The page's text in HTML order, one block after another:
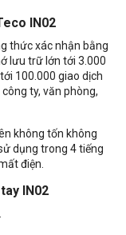
IN02
thức xác nhận bằng
lưu trữ lớn tới 3.000
100.000 giao dịch
ty, văn phòng,
không tốn không
dụng trong 4 tiếng
điện.
IN02
x 42,9mm
ZKTeco IN02